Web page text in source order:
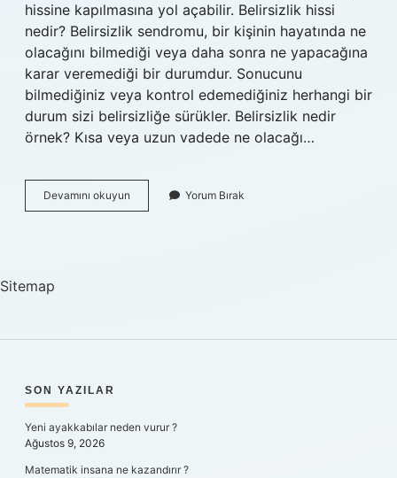
hissine kapılmasına yol açabilir. Belirsizlik hissi
nedir? Belirsizlik sendromu, bir kişinin hayatında ne
olacağını bilmediği veya daha sonra ne yapacağına
karar veremediği bir durumdur. Sonucunu
bilmediğiniz veya kontrol edemediğiniz herhangi bir
durum sizi belirsizliğe sürükler. Belirsizlik nedir
örnek? Kısa veya uzun vadede ne olacağı…
Devamını okuyun Belirsizlik
Durumu
Yorum Bırak
Sitemap
SIDEBAR
SON YAZILAR
Yeni ayakkabılar neden vurur ?
Ağustos 9, 2026
Matematik insana ne kazandırır ?